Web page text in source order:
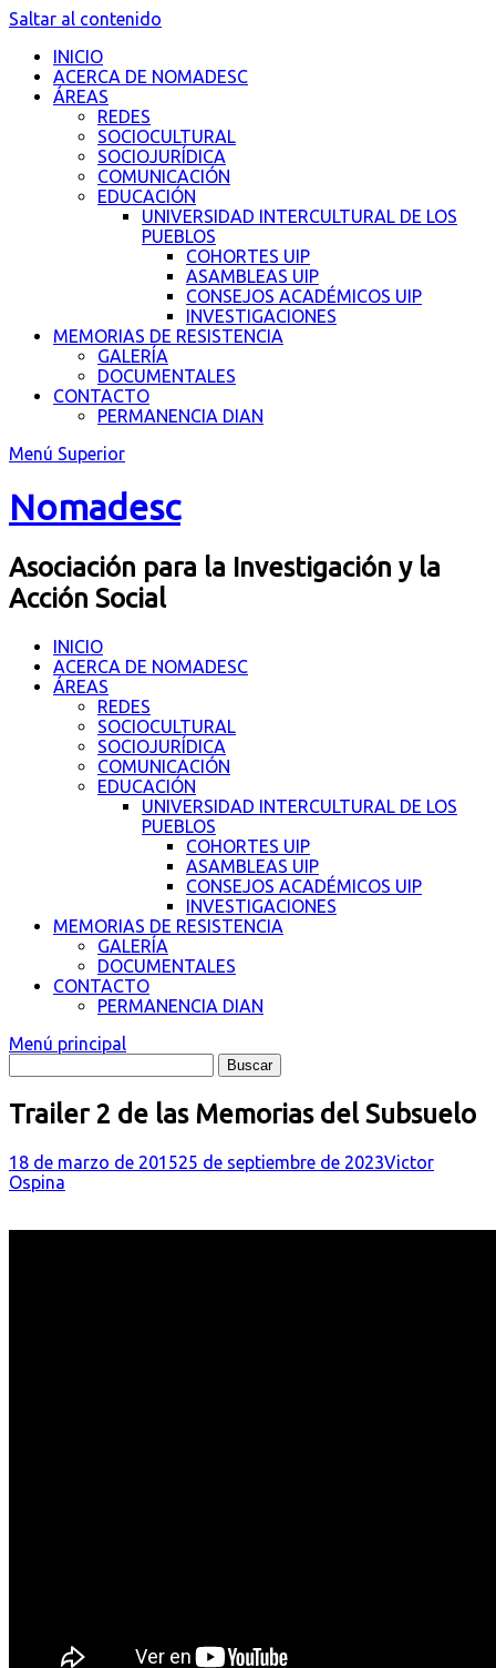
Saltar al contenido
INICIO
ACERCA DE NOMADESC
ÁREAS
REDES
SOCIOCULTURAL
SOCIOJURÍDICA
COMUNICACIÓN
EDUCACIÓN
UNIVERSIDAD INTERCULTURAL DE LOS
PUEBLOS
COHORTES UIP
ASAMBLEAS UIP
CONSEJOS ACADÉMICOS UIP
INVESTIGACIONES
MEMORIAS DE RESISTENCIA
GALERÍA
DOCUMENTALES
CONTACTO
PERMANENCIA DIAN
Menú Superior
Nomadesc
Asociación para la Investigación y la
Acción Social
INICIO
ACERCA DE NOMADESC
ÁREAS
REDES
SOCIOCULTURAL
SOCIOJURÍDICA
COMUNICACIÓN
EDUCACIÓN
UNIVERSIDAD INTERCULTURAL DE LOS
PUEBLOS
COHORTES UIP
ASAMBLEAS UIP
CONSEJOS ACADÉMICOS UIP
INVESTIGACIONES
MEMORIAS DE RESISTENCIA
GALERÍA
DOCUMENTALES
CONTACTO
PERMANENCIA DIAN
Menú principal
Trailer 2 de las Memorias del Subsuelo
18 de marzo de 201525 de septiembre de 2023Victor
Ospina